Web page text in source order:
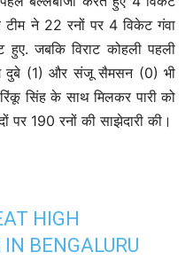
ने 22 रनों पर 4 विकेट गंवा
जबकि विराट कोहली पहली
दुबे (1) और संजू सैमसन (0) भी
सिंह के साथ मिलकर पारी को
190 रनों की साझेदारी की।
HIGH
BENGALURU